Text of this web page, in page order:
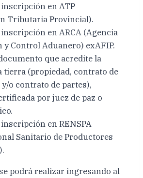
en ATP
Tributaria Provincial).
en ARCA (Agencia
y Control Aduanero) exAFIP.
que acredite la
tierra (propiedad, contrato de
o contrato de partes),
por juez de paz o
en RENSPA
Sanitario de Productores
podrá realizar ingresando al